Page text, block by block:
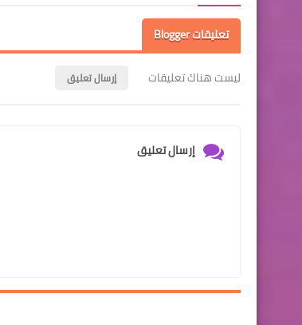
تعليقات Blogger
ليست هناك تعليقات إرسال تعليق
إرسال تعليق